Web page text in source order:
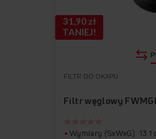
FILTR DO OKAPU
Filtr węglowy
Wymiary (SxWxG): 13.1
31,90 zł
TANIEJ!